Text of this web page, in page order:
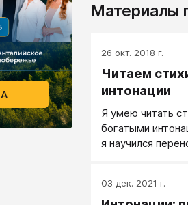
Материалы
26 окт. 2018 г.
Читаем
интонации
Я умею читать
богатыми
я научился
03 дек. 2021 г.